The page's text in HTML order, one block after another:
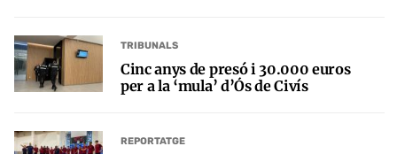
TRIBUNALS
Cinc anys de presó i 30.000 euros
per a la ‘mula’ d’Ós de Civís
REPORTATGE